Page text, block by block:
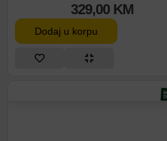
329,00 KM
Dodaj u korpu